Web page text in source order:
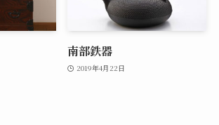
南部鉄器
2019年4月22日